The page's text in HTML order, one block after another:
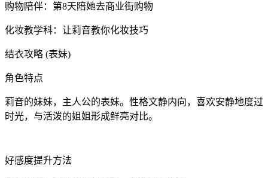
购物陪伴：第8天陪她去商业街购物
化妆教学科：让莉音教你化妆技巧
结衣攻略 (表妹)
角色特点
莉音的妹妹，主人公的表妹。性格文静内向，喜欢安静地度过
时光，与活泼的姐姐形成鲜亮对比。
好感度提升方法